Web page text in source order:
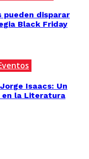
pueden disparar
Black Friday
Isaacs: Un
en la Literatura